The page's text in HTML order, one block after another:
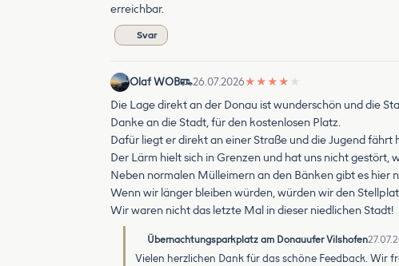
erreichbar.
Svar
Olaf WOB 26.07.2026★ ★ ★ ★ ★
Die Lage direkt an der Donau ist wunderschön und die
Danke an die Stadt, für den kostenlosen Platz.
Dafür liegt er direkt an einer Straße und die Jugend fährt
Der Lärm hielt sich in Grenzen und hat uns nicht gestört,
Neben normalen Mülleimern an den Bänken gibt es hier
Wenn wir länger bleiben würden, würden wir den
Wir waren nicht das letzte Mal in dieser niedlichen Stadt!
Übernachtungsparkplatz am Donauufer Vilshofen
Vielen herzlichen Dank für das schöne Feedback. Wir